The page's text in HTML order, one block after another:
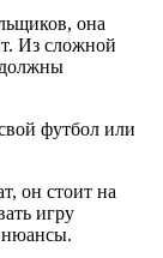
она
Из сложной
должны
футбол или
он стоит на
игру
нюансы.